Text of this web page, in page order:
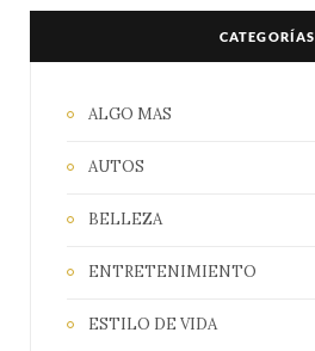
CATEGORÍAS
ALGO MAS
AUTOS
BELLEZA
ENTRETENIMIENTO
ESTILO DE VIDA